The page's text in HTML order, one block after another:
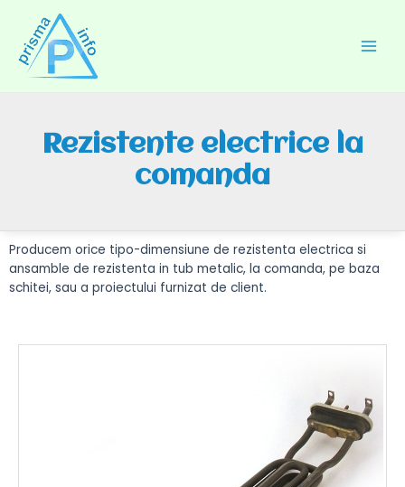
content
Rezistente electrice la
comanda
Producem orice tipo-dimensiune de rezistenta electrica si
ansamble de rezistenta in tub metalic, la comanda, pe baza
schitei, sau a proiectului furnizat de client.